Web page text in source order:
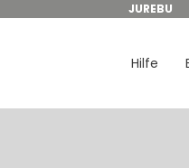
JUREBU
Hilfe